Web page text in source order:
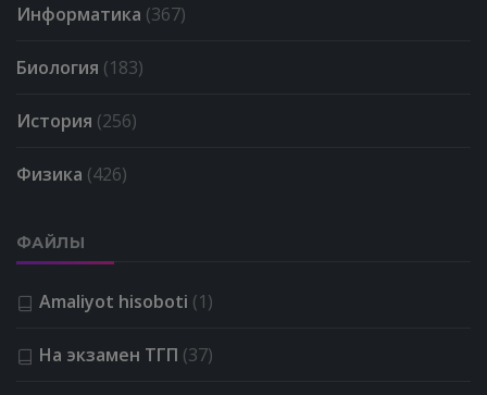
Информатика (367)
Биология (183)
История (256)
Физика (426)
ФАЙЛЫ
Amaliyot hisoboti (1)
На экзамен ТГП (37)